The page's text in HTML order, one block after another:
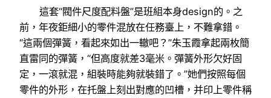
這套“閥件尺度配料盤”是班組本身design的。之
前，年夜鉅細小的零件混放在任務臺上，不難拿錯。
“這兩個彈簧，看起來如出一轍吧？”朱玉霞拿起兩枚簡
直雷同的彈簧，“但高度就差3毫米。彈簧外形欠好固
定，一滾就混，組裝時能夠就裝錯了。”她們按照每個
零件的外形，在托盤上刻出對應的凹槽，并印上零件稱